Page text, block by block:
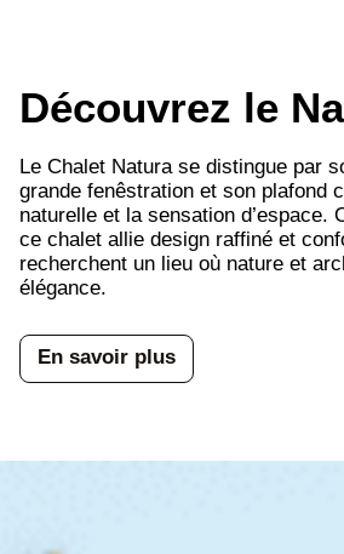
Découvrez le
Le Chalet Natura se distingue par
grande fenêstration et son plafond
naturelle et la sensation d’espace.
ce chalet allie design raffiné et
recherchent un lieu où nature et
élégance.
En savoir plus